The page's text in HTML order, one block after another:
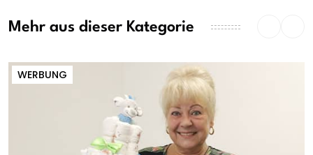
Mehr aus dieser Kategorie
WERBUNG